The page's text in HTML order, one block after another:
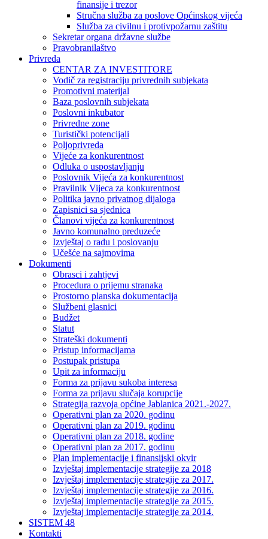
finansije i trezor
Stručna služba za poslove Općinskog vijeća
Služba za civilnu i protivpožarnu zaštitu
Sekretar organa državne službe
Pravobranilaštvo
Privreda
CENTAR ZA INVESTITORE
Vodič za registraciju privrednih subjekata
Promotivni materijal
Baza poslovnih subjekata
Poslovni inkubator
Privredne zone
Turistički potencijali
Poljoprivreda
Vijeće za konkurentnost
Odluka o uspostavljanju
Poslovnik Vijeća za konkurentnost
Pravilnik Vijeca za konkurentnost
Politika javno privatnog dijaloga
Zapisnici sa sjednica
Članovi vijeća za konkurentnost
Javno komunalno preduzeće
Izvještaj o radu i poslovanju
Učešće na sajmovima
Dokumenti
Obrasci i zahtjevi
Procedura o prijemu stranaka
Prostorno planska dokumentacija
Službeni glasnici
Budžet
Statut
Strateški dokumenti
Pristup informacijama
Postupak pristupa
Upit za informaciju
Forma za prijavu sukoba interesa
Forma za prijavu slučaja korupcije
Strategija razvoja općine Jablanica 2021.-2027.
Operativni plan za 2020. godinu
Operativni plan za 2019. godinu
Operativni plan za 2018. godine
Operativni plan za 2017. godinu
Plan implementacije i finansijski okvir
Izvještaj implementacije strategije za 2018
Izvještaj implementacije strategije za 2017.
Izvještaj implementacije strategije za 2016.
Izvještaj implementacije strategije za 2015.
Izvještaj implementacije strategije za 2014.
SISTEM 48
Kontakti